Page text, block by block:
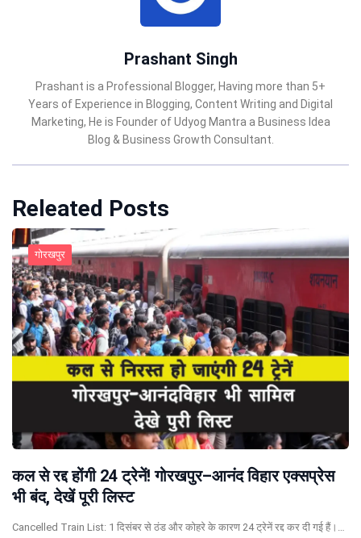
Prashant Singh
Prashant is a Professional Blogger, Having more than 5+
Years of Experience in Blogging, Content Writing and Digital
Marketing, He is Founder of Udyog Mantra a Business Idea
Blog & Business Growth Consultant.
Releated Posts
गोरखपुर
कल से रद्द होंगी 24 ट्रेनें! गोरखपुर–आनंद विहार एक्सप्रेस
भी बंद, देखें पूरी लिस्ट
Cancelled Train List: 1 दिसंबर से ठंड और कोहरे के कारण 24 ट्रेनें रद्द कर दी गई हैं।…